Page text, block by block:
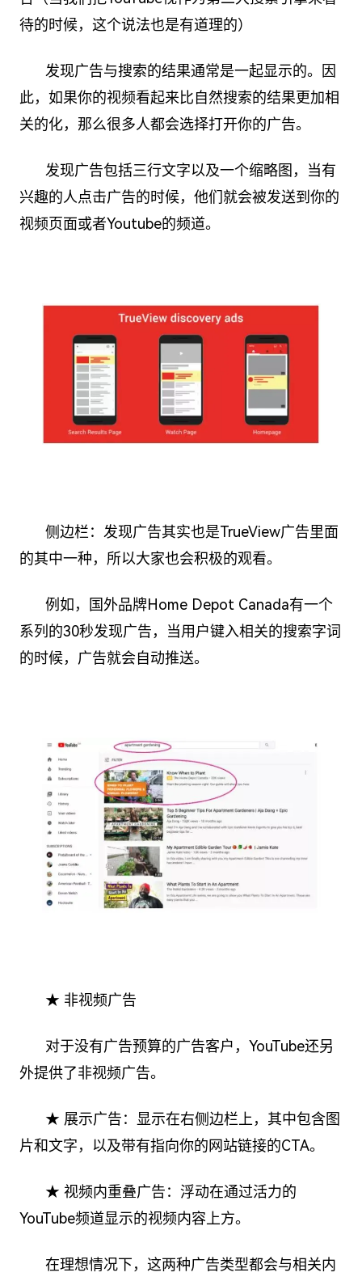
待的时候，这个说法也是有道理的）
发现广告与搜索的结果通常是一起显示的。因
此，如果你的视频看起来比自然搜索的结果更加相
关的化，那么很多人都会选择打开你的广告。
发现广告包括三行文字以及一个缩略图，当有
兴趣的人点击广告的时候，他们就会被发送到你的
视频页面或者Youtube的频道。
侧边栏：发现广告其实也是TrueView广告里面
的其中一种，所以大家也会积极的观看。
例如，国外品牌Home Depot Canada有一个
系列的30秒发现广告，当用户键入相关的搜索字词
的时候，广告就会自动推送。
★ 非视频广告
对于没有广告预算的广告客户，YouTube还另
外提供了非视频广告。
★ 展示广告：显示在右侧边栏上，其中包含图
片和文字，以及带有指向你的网站链接的CTA。
★ 视频内重叠广告：浮动在通过活力的
YouTube频道显示的视频内容上方。
在理想情况下，这两种广告类型都会与相关内